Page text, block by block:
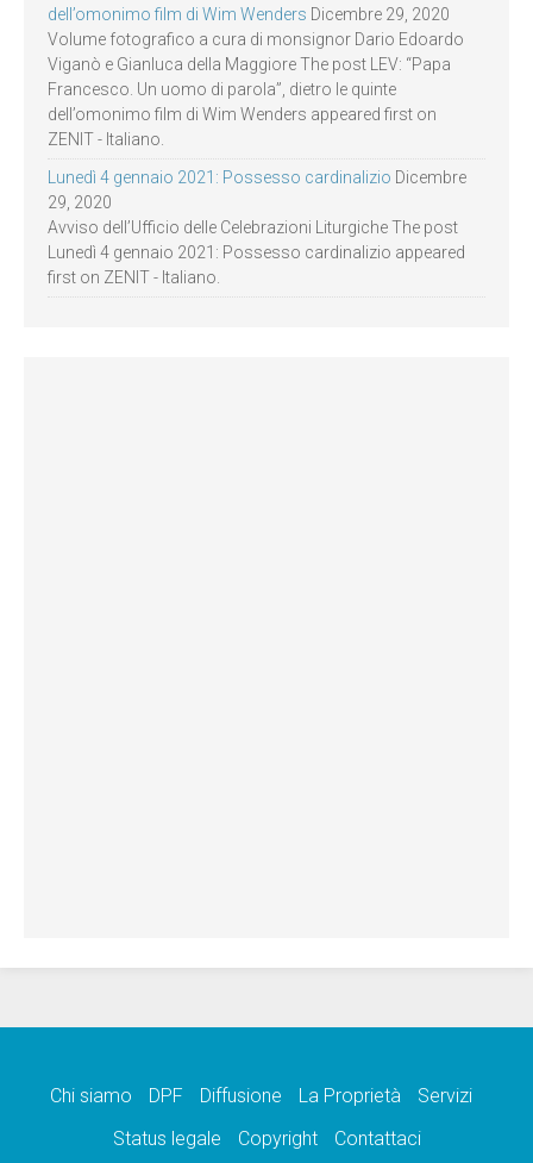
dell’omonimo film di Wim Wenders Dicembre 29, 2020
Volume fotografico a cura di monsignor Dario Edoardo
Viganò e Gianluca della Maggiore The post LEV: “Papa
Francesco. Un uomo di parola”, dietro le quinte
dell’omonimo film di Wim Wenders appeared first on
ZENIT - Italiano.
Lunedì 4 gennaio 2021: Possesso cardinalizio Dicembre
29, 2020
Avviso dell’Ufficio delle Celebrazioni Liturgiche The post
Lunedì 4 gennaio 2021: Possesso cardinalizio appeared
first on ZENIT - Italiano.
Chi siamo DPF Diffusione La Proprietà
Servizi
Status legale
Copyright Contattaci